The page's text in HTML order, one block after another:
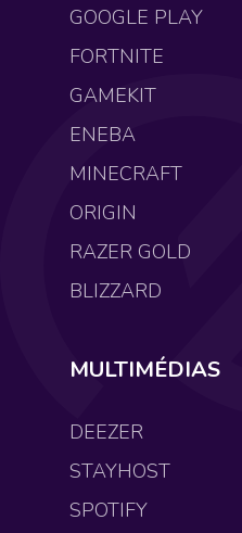
GOOGLE PLAY
FORTNITE
GAMEKIT
ENEBA
MINECRAFT
ORIGIN
RAZER GOLD
BLIZZARD
MULTIMÉDIAS
DEEZER
STAYHOST
SPOTIFY